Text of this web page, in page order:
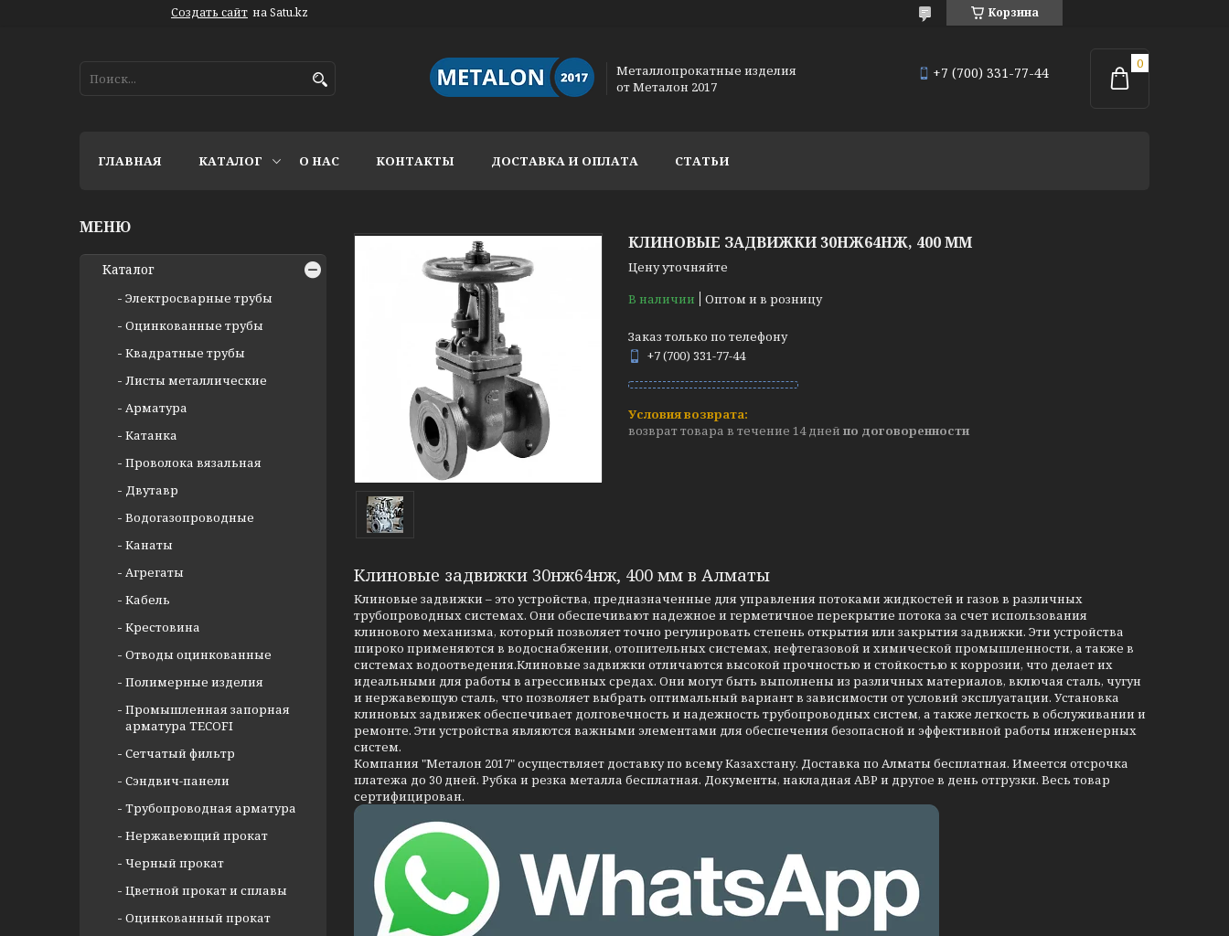
Создать сайт на Satu.kz Корзина
Металлопрокатные изделия
от Металон 2017
+7 (700) 331-77-44
ГЛАВНАЯ КАТАЛОГ О НАС КОНТАКТЫ ДОСТАВКА И ОПЛАТА СТАТЬИ
КЛИНОВЫЕ ЗАДВИЖКИ 30НЖ64НЖ, 400 ММ
Цену уточняйте
В наличии
Оптом и в розницу
Заказ только по телефону
+7 (700) 331-77-44
возврат товара в течение 14 дней по договоренности
Клиновые задвижки 30нж64нж, 400 мм в Алматы
Клиновые задвижки – это устройства, предназначенные для управления потоками жидкостей и газов в различных
трубопроводных системах. Они обеспечивают надежное и герметичное перекрытие потока за счет использования
клинового механизма, который позволяет точно регулировать степень открытия или закрытия задвижки. Эти устройства
широко применяются в водоснабжении, отопительных системах, нефтегазовой и химической промышленности, а также в
системах водоотведения.Клиновые задвижки отличаются высокой прочностью и стойкостью к коррозии, что делает их
идеальными для работы в агрессивных средах. Они могут быть выполнены из различных материалов, включая сталь, чугун
и нержавеющую сталь, что позволяет выбрать оптимальный вариант в зависимости от условий эксплуатации. Установка
клиновых задвижек обеспечивает долговечность и надежность трубопроводных систем, а также легкость в обслуживании и
ремонте. Эти устройства являются важными элементами для обеспечения безопасной и эффективной работы инженерных
систем.
Компания "Металон 2017" осуществляет доставку по всему Казахстану. Доставка по Алматы бесплатная. Имеется отсрочка
платежа до 30 дней. Рубка и резка металла бесплатная. Документы, накладная АВР и другое в день отгрузки. Весь товар
сертифицирован.
Каталог
Электросварные трубы
Оцинкованные трубы
Квадратные трубы
Листы металлические
Арматура
Катанка
Проволока вязальная
Двутавр
Водогазопроводные
Канаты
Агрегаты
Кабель
Крестовина
Отводы оцинкованные
Полимерные изделия
Промышленная запорная
арматура TECOFI
Сетчатый фильтр
Сэндвич-панели
Трубопроводная арматура
Нержавеющий прокат
Черный прокат
Цветной прокат и сплавы
Оцинкованный прокат